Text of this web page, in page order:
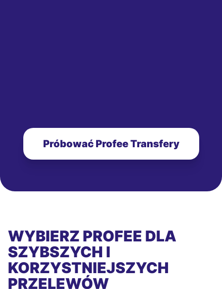
Próbować Profee Transfery
WYBIERZ PROFEE DLA
SZYBSZYCH I
KORZYSTNIEJSZYCH
PRZELEWÓW